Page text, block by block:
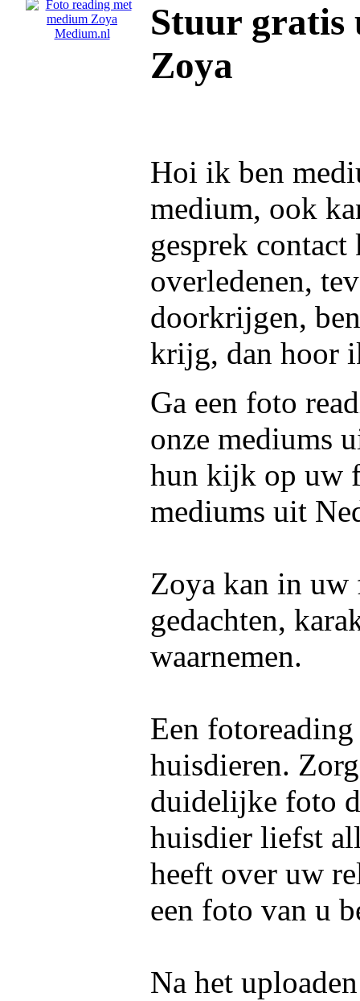
Stuur gratis
Zoya
Hoi ik ben
medium, ook
gesprek contact
overledenen,
doorkrijgen,
krijg, dan hoor
Ga een foto
onze mediums
hun kijk op uw
mediums uit
Zoya kan in uw
gedachten,
waarnemen.
Een
huisdieren.
duidelijke foto
huisdier liefst
heeft over uw
een foto van u
Na het